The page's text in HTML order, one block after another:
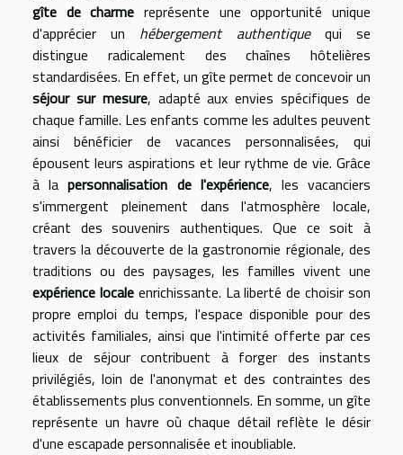
gîte de charme représente une opportunité unique
d'apprécier un hébergement authentiquequi se
distingue radicalement des chaînes hôtelières
standardisées. En effet, un gîte permet de concevoir un
séjour sur mesure, adapté aux envies spécifiques de
chaque famille. Les enfants comme les adultes peuvent
ainsi bénéficier de vacances personnalisées, qui
épousent leurs aspirations et leur rythme de vie. Grâce
à lapersonnalisation de l'expérience, les vacanciers
s'immergent pleinement dans l'atmosphère locale,
créant des souvenirs authentiques. Que ce soit à
travers la découverte de la gastronomie régionale, des
traditions ou des paysages, les familles vivent une
expérience localeenrichissante. La liberté de choisir son
propre emploi du temps, l'espace disponible pour des
activités familiales, ainsi que l'intimité offerte par ces
lieux de séjour contribuent à forger des instants
privilégiés, loin de l'anonymat et des contraintes des
établissements plus conventionnels. En somme, un gîte
représente un havre où chaque détail reflète le désir
d'une escapade personnalisée et inoubliable.